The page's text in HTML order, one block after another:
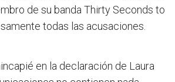
de su banda Thirty Seconds to
todas las acusaciones.
en la declaración de Laura